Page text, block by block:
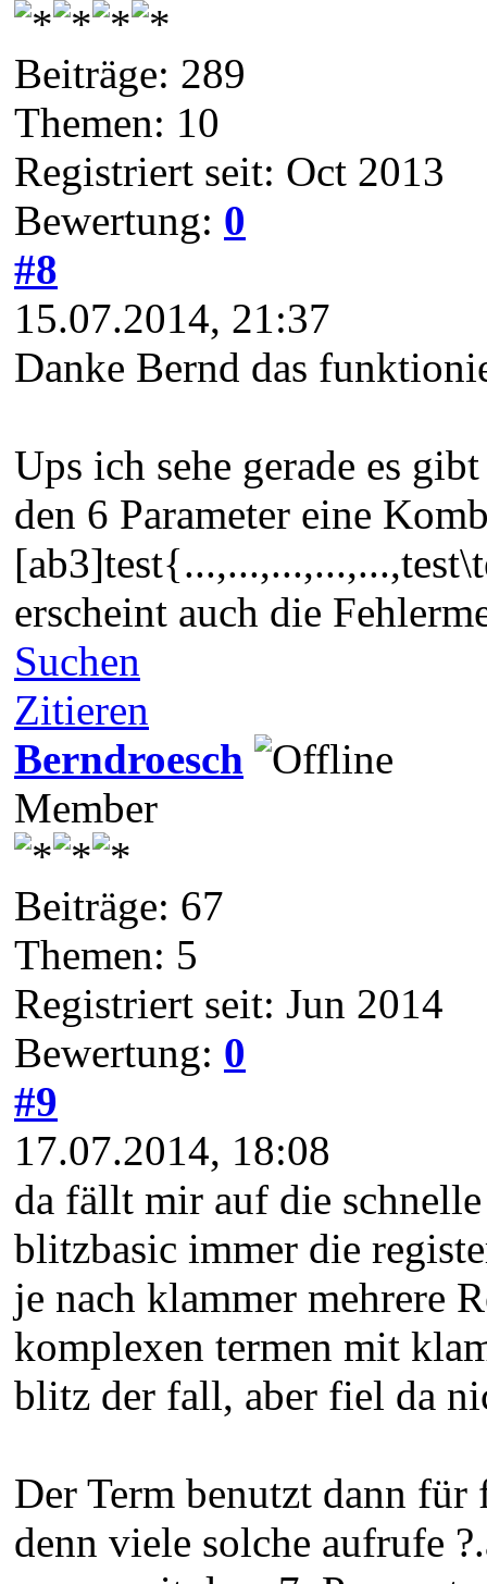
Beiträge: 289
Themen: 10
Registriert seit: Oct 2013
Bewertung: 0
#8
15.07.2014, 21:37
Danke Bernd das
Ups ich sehe gerade es
den 6 Parameter eine
erscheint auch die
Suchen
Zitieren
Berndroesch
Member
Beiträge: 67
Themen: 5
Registriert seit: Jun 2014
Bewertung: 0
#9
17.07.2014, 18:08
da fällt mir auf die
blitzbasic immer die
je nach klammer mehrere
komplexen termen mit
blitz der fall, aber fiel da
Der Term benutzt dann für
denn viele solche aufrufe